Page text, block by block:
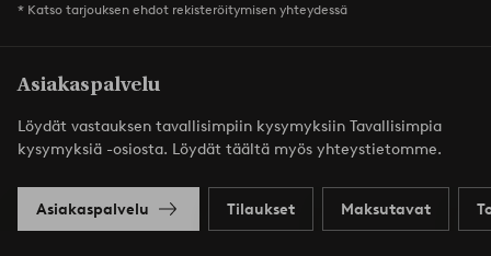
* Katso tarjouksen ehdot rekisteröitymisen yhteydessä
Asiakaspalvelu
Löydät vastauksen tavallisimpiin kysymyksiin Tavallisimpia
kysymyksiä -osiosta. Löydät täältä myös yhteystietomme.
Asiakaspalvelu Tilaukset Maksutavat